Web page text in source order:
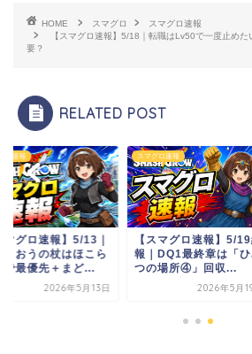
HOME スマグロ
スマグロ速報
【スマグロ速報】5/18｜転職はLv50で一度止め
要？
RELATED POST
ロ速報
マグロ速報】5/13｜
うおうの杖はほこら
で最優先＋まど...
2026年5月13日
スマグロ速報
【スマグロ速報】5/
報｜DQ1最終章は「
つの場所④」回収...
2026年5月